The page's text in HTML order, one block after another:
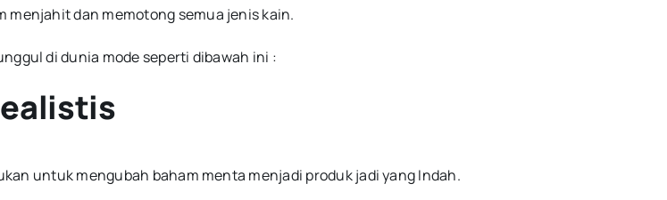
menjahit dan memotong semua jenis kain.
di dunia mode seperti dibawah ini :
untuk mengubah baham menta menjadi produk jadi yang Indah.